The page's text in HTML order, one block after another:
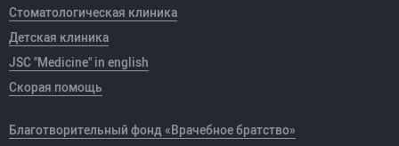
Стоматологическая клиника
Детская клиника
JSC "Medicine" in english
Скорая помощь
Благотворительный фонд «Врачебное братство»